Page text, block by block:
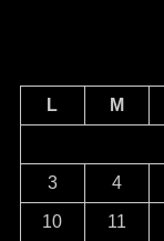
L
M
3 4
10 11